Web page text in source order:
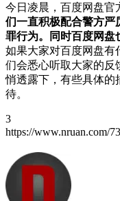
今日凌晨，百度网盘官
们一直积极配合警方严
罪行为。同时百度网盘
如果大家对百度网盘有
们会悉心听取大家的反
悄透露下，有些具体的
待。
3
https://www.nruan.com/